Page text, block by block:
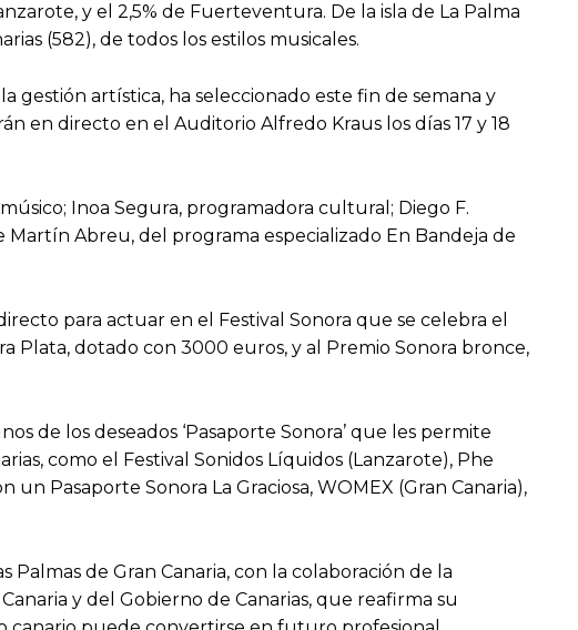
y el 2,5% de Fuerteventura. De la isla de La Palma
(582), de todos los estilos musicales.
gestión artística, ha seleccionado este fin de semana y
en directo en el Auditorio Alfredo Kraus los días 17 y 18
Inoa Segura, programadora cultural; Diego F.
Abreu, del programa especializado En Bandeja de
para actuar en el Festival Sonora que se celebra el
Plata, dotado con 3000 euros, y al Premio Sonora bronce,
de los deseados ‘Pasaporte Sonora’ que les permite
como el Festival Sonidos Líquidos (Lanzarote), Phe
Pasaporte Sonora La Graciosa, WOMEX (Gran Canaria),
de Gran Canaria, con la colaboración de la
y del Gobierno de Canarias, que reafirma su